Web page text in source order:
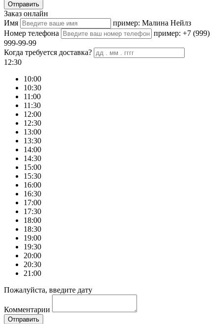
Отправить
Заказ онлайн
Имя
пример: Малина Нейлз
Номер телефона
пример: +7 (999)
999-99-99
Когда требуется доставка?
12:30
10:00
10:30
11:00
11:30
12:00
12:30
13:00
13:30
14:00
14:30
15:00
15:30
16:00
16:30
17:00
17:30
18:00
18:30
19:00
19:30
20:00
20:30
21:00
Пожалуйста, введите дату
Комментарии
Отправить